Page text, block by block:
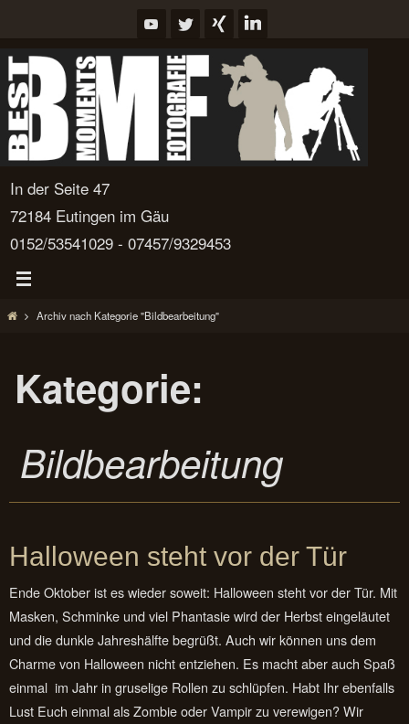
springen
In der Seite 47
72184 Eutingen im Gäu
0152/53541029 - 07457/9329453
StartArchiv nach Kategorie "Bildbearbeitung"
Kategorie:
Bildbearbeitung
Halloween steht vor der Tür
Ende Oktober ist es wieder soweit: Halloween steht vor der Tür. Mit
Masken, Schminke und viel Phantasie wird der Herbst eingeläutet
und die dunkle Jahreshälfte begrüßt. Auch wir können uns dem
Charme von Halloween nicht entziehen. Es macht aber auch Spaß
einmal im Jahr in gruselige Rollen zu schlüpfen. Habt Ihr ebenfalls
Lust Euch einmal als Zombie oder Vampir zu verewigen? Wir